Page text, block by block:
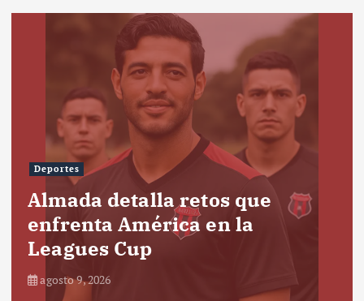
Deportes
Almada detalla retos que
enfrenta América en la
Leagues Cup
agosto 9, 2026